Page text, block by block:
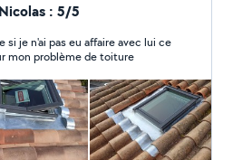
soit tant que je ne paye pas
Google. NG couverture
: 5/5
si je n'ai pas eu affaire avec lui ce
mon problème de toiture